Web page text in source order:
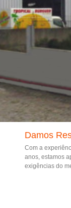
Damos
Com a
anos, estamos
exigências do